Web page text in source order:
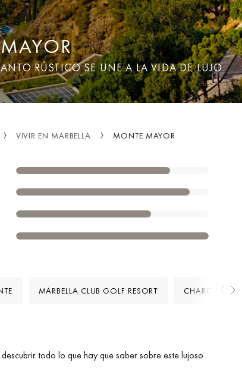
VIVIR EN MARBELLA MONTE MAYOR
RÚSTICO SE UNE A LA VIDA DE LUJO
MARBELLA CLUB GOLF RESORT CHARCA DE
todo lo que hay que saber sobre este lujoso